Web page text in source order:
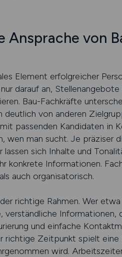
Ansprache von
Element erfolgreicher
darauf an, Stellenangebote
Bau-Fachkräfte
deutlich von anderen
passenden Kandidaten in
wen man sucht. Je präziser
sich Inhalte und
konkrete Informationen.
auch organisatorisch.
richtige Rahmen. Wer
Informationen,
und einfache
richtige Zeitpunkt spielt eine
wird.